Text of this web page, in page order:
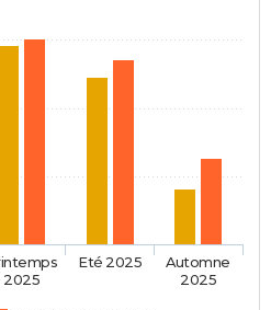
2025
Eté 2025
Automne
2025